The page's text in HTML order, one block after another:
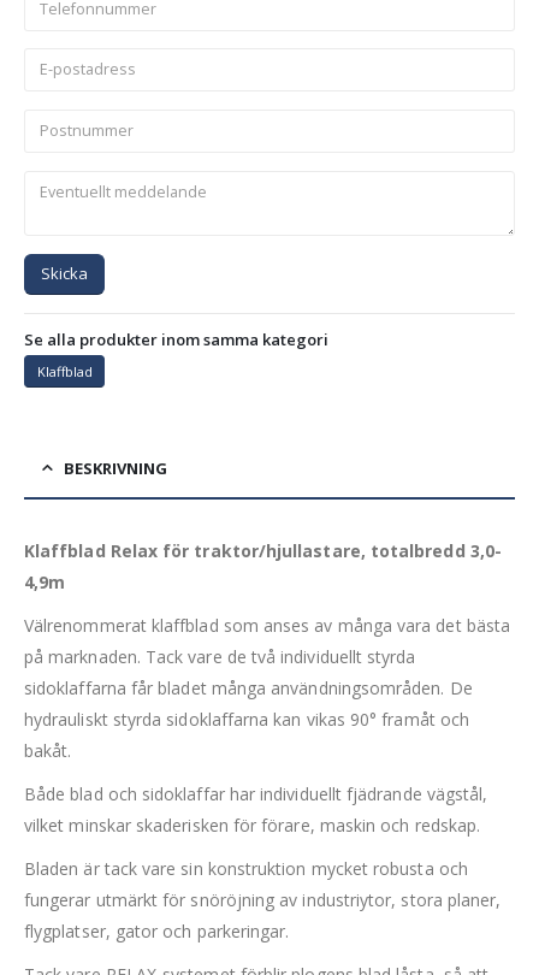
Skicka
Se alla produkter inom samma kategori
Klaffblad
BESKRIVNING
Klaffblad Relax för traktor/hjullastare, totalbredd 3,0-
4,9m
Välrenommerat klaffblad som anses av många vara det bästa
på marknaden. Tack vare de två individuellt styrda
sidoklaffarna får bladet många användningsområden. De
hydrauliskt styrda sidoklaffarna kan vikas 90° framåt och
bakåt.
Både blad och sidoklaffar har individuellt fjädrande vägstål,
vilket minskar skaderisken för förare, maskin och redskap.
Bladen är tack vare sin konstruktion mycket robusta och
fungerar utmärkt för snöröjning av industriytor, stora planer,
flygplatser, gator och parkeringar.